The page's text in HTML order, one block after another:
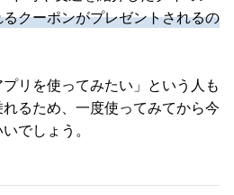
クーポンがプレゼントされるの
プリを使ってみたい」という人も
るため、一度使ってみてから今
でしょう。